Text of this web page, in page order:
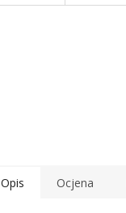
Opis Ocjena